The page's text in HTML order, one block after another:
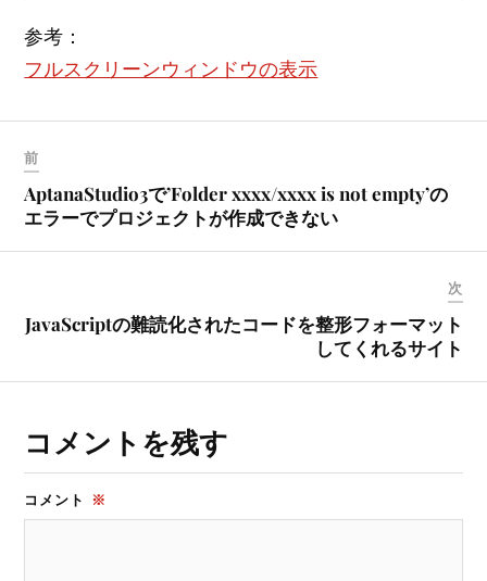
参考：
フルスクリーンウィンドウの表示
前
AptanaStudio3で’Folder xxxx/xxxx is not empty’の
エラーでプロジェクトが作成できない
次
JavaScriptの難読化されたコードを整形フォーマット
してくれるサイト
コメントを残す
コメント ※